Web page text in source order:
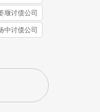
堰讨债公司
中讨债公司